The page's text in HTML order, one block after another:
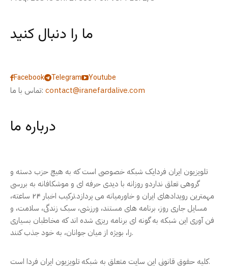
ما را دنبال کنید
Facebook Telegram
Youtube
تماس با ما: contact@iranefardalive.com
درباره ما
تلویزیون ایران فردایک شبکه خصوصی است که به هیچ حزب دسته و
گروهی تعلق نداردو روزانه با دیدی حرفه ای و موشکافانه به بررسی
مهمترین رویدادهای ایران و خاورمیانه می پردازد.ترکیب اخبار ۲۴ ساعته،
مسایل جاری روز، برنامه های مستند، ورزشی، سبک زندگی، سلامت، و
فن آوری این شبکه به گونه ای برنامه ریزی شده اند که مخاطبان بسیاری
را، بویژه از میان جوانان، به خود جذب کنند.
کلیه حقوق قانونی این سایت متعلق به شبکه تلویزیون ایران فردا است.